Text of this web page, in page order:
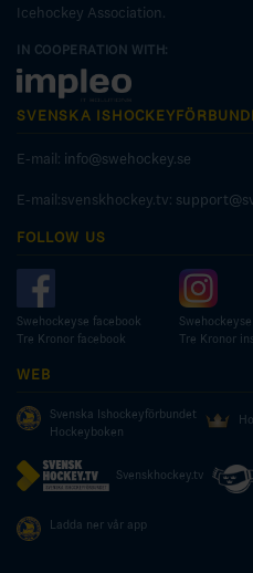
Icehockey Association.
IN COOPERATION WITH:
SVENSKA
E-mail: info@swehockey.se
E-mail:svenskhockey.tv:
FOLLOW US
Swehockeyse facebook
Tre Kronor facebook
Tre Kronor
WEB
Svenska Ishockeyförbundet
Hockeyboken
Svenskhockey.tv
Ladda ner vår app